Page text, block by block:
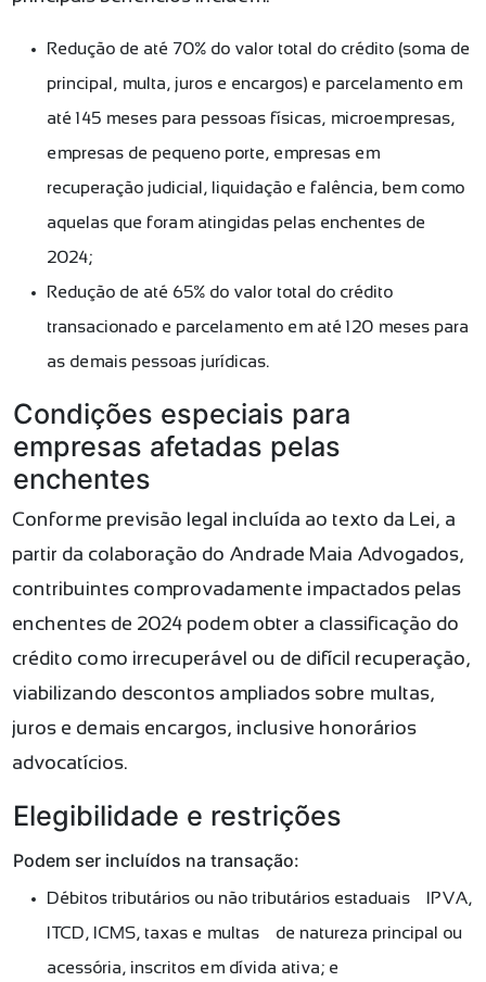
Redução de até 70% do valor total do crédito (soma de
principal, multa, juros e encargos) e parcelamento em
até 145 meses para pessoas físicas, microempresas,
empresas de pequeno porte, empresas em
recuperação judicial, liquidação e falência, bem como
aquelas que foram atingidas pelas enchentes de
2024;
Redução de até 65% do valor total do crédito
transacionado e parcelamento em até 120 meses para
as demais pessoas jurídicas.
Condições especiais para
empresas afetadas pelas
enchentes
Conforme previsão legal incluída ao texto da Lei, a
partir da colaboração do Andrade Maia Advogados,
contribuintes comprovadamente impactados pelas
enchentes de 2024 podem obter a classificação do
crédito como irrecuperável ou de difícil recuperação,
viabilizando descontos ampliados sobre multas,
juros e demais encargos, inclusive honorários
advocatícios.
Elegibilidade e restrições
Podem ser incluídos na transação:
Débitos tributários ou não tributários estaduais — IPVA,
ITCD, ICMS, taxas e multas — de natureza principal ou
acessória, inscritos em dívida ativa; e